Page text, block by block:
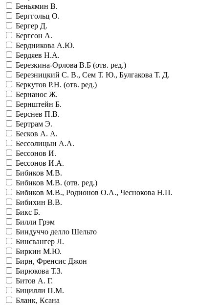
Беньямин В.
Берггольц О.
Бергер Д.
Бергсон А.
Бердникова А.Ю.
Бердяев Н.А.
Березкина-Орлова В.Б (отв. ред.)
Березницкий С. В., Сем Т. Ю., Булгакова Т. Д.
Беркутов Р.Н. (отв. ред.)
Бернанос Ж.
Бернштейн Б.
Берснев П.В.
Бертрам Э.
Бесков А. А.
Бессолицын А.А.
Бессонов И.
Бессонов И.А.
Бибиков М.В.
Бибиков М.В. (отв. ред.)
Бибиков М.В., Родионов О.А., Чеснокова Н.П.
Бибихин В.В.
Бикс Б.
Билли Грэм
Биндуччо делло Шельто
Бинсвангер Л.
Биркин М.Ю.
Бирн, Френсис Джон
Бирюкова Т.З.
Битов А. Г.
Бицилли П.М.
Бланк, Ксана